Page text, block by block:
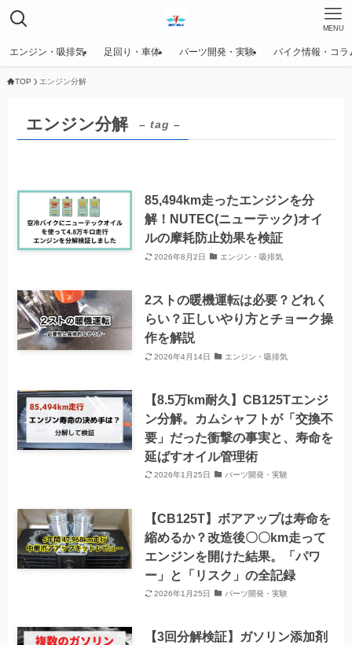
MENU
エンジン・吸排気 足回り・車体 パーツ開発・実験 バイク情報・コラ
TOP エンジン分解
エンジン分解 – tag –
85,494km走ったエンジンを分
解！NUTEC(ニューテック)オイ
ルの摩耗防止効果を検証
2026年8月2日 エンジン・吸排気
2ストの暖機運転は必要？どれく
らい？正しいやり方とチョーク操
作を解説
2026年4月14日 エンジン・吸排気
【8.5万km耐久】CB125Tエンジ
ン分解。カムシャフトが「交換不
要」だった衝撃の事実と、寿命を
延ばすオイル管理術
2026年1月25日 パーツ開発・実験
【CB125T】ボアアップは寿命を
縮めるか？改造後〇〇km走って
エンジンを開けた結果。「パワ
ー」と「リスク」の全記録
2026年1月25日 パーツ開発・実験
【3回分解検証】ガソリン添加剤